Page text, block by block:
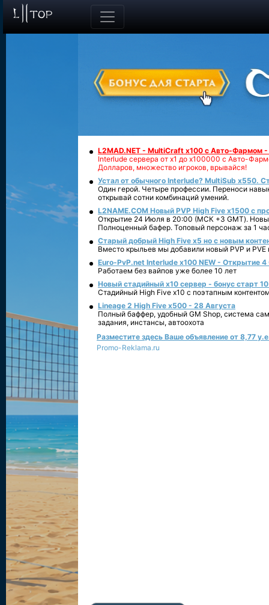
L2MAD.NET - MultiCraft x100 с Авто-Фармом
Interlude сервера от х1 до х100000 с Авто-
Долларов, множество игроков, врывайся!
Устал от обычного Interlude? MultiSub x550.
Один герой. Четыре профессии. Переноси
открывай сотни комбинаций умений.
L2NAME.COM Новый PVP High Five x1500 с
Открытие 24 Июля в 20:00 (МСК +3 GMT).
Полноценный бафер. Топовый персонаж за 1
Старый добрый High Five x5 но с новым
Вместо крыльев мы добавили новый PVP и PVE
Euro-PvP.net Interlude х100 NEW - Открытие 4
Работаем без вайпов уже более 10 лет
Новый стадийный х10 сервер - бонус старт
Стадийный High Five x10 с поэтапным
Lineage 2 High Five x500 - 28 Августа
Полный баффер, удобный GM Shop, система
задания, инстансы, автоохота
Разместите здесь Ваше объявление от 8,77
Promo-Reklama.ru